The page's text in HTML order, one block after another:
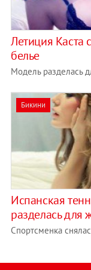
Летиция Каста
белье
Модель разделась
Бикини
Испанская
разделась для
Спортсменка